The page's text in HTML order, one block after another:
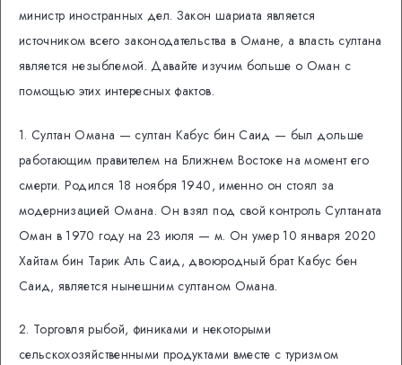
министр иностранных дел. Закон шариата является
источником всего законодательства в Омане, а власть султана
является незыблемой. Давайте изучим больше о Оман с
помощью этих интересных фактов.
1. Султан Омана — султан Кабус бин Саид — был дольше
работающим правителем на Ближнем Востоке на момент его
смерти. Родился 18 ноября 1940, именно он стоял за
модернизацией Омана. Он взял под свой контроль Султаната
Оман в 1970 году на 23 июля — м. Он умер 10 января 2020
Хайтам бин Тарик Аль Саид, двоюродный брат Кабус бен
Саид, является нынешним султаном Омана.
2. Торговля рыбой, финиками и некоторыми
сельскохозяйственными продуктами вместе с туризмом